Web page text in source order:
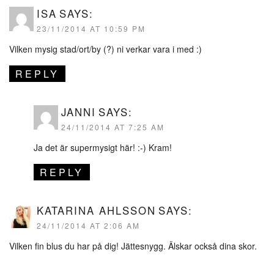
ISA SAYS:
23/11/2014 AT 10:59 PM
Vilken mysig stad/ort/by (?) ni verkar vara i med :)
REPLY
JANNI SAYS:
24/11/2014 AT 7:25 AM
Ja det är supermysigt här! :-) Kram!
REPLY
KATARINA AHLSSON SAYS:
24/11/2014 AT 2:06 AM
Vilken fin blus du har på dig! Jättesnygg. Älskar också dina skor.